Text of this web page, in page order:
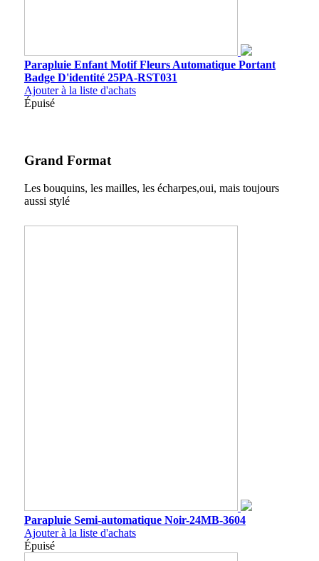
Parapluie Enfant Motif Fleurs Automatique Portant
Badge D'identité 25PA-RST031
Ajouter à la liste d'achats
Épuisé
Grand Format
Les bouquins, les mailles, les écharpes,oui, mais toujours
aussi stylé
Parapluie Semi-automatique Noir-24MB-3604
Ajouter à la liste d'achats
Épuisé